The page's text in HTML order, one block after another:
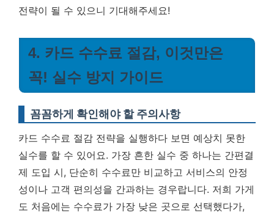
전략이 될 수 있으니 기대해주세요!
4. 카드 수수료 절감, 이것만은
꼭! 실수 방지 가이드
꼼꼼하게 확인해야 할 주의사항
카드 수수료 절감 전략을 실행하다 보면 예상치 못한
실수를 할 수 있어요. 가장 흔한 실수 중 하나는 간편결
제 도입 시, 단순히 수수료만 비교하고 서비스의 안정
성이나 고객 편의성을 간과하는 경우랍니다. 저희 가게
도 처음에는 수수료가 가장 낮은 곳으로 선택했다가,